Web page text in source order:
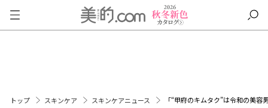
トップ スキンケア スキンケアニュース 「“甲府のキムタク”は令和の美